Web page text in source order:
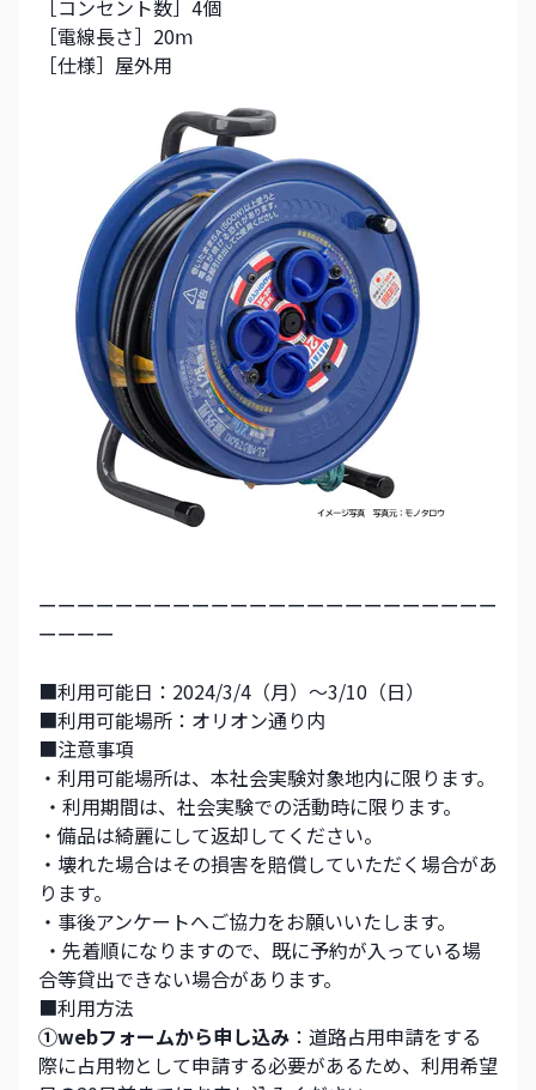
［コンセント数］4個
［電線長さ］20ⅿ
［仕様］屋外用
ーーーーーーーーーーーーーーーーーーーーーーーー
ーーーー
■利用可能日：2024/3/4（月）〜3/10（日）
■利用可能場所：オリオン通り内
■注意事項
・利用可能場所は、本社会実験対象地内に限ります。
・利用期間は、社会実験での活動時に限ります。
・備品は綺麗にして返却してください。
・壊れた場合はその損害を賠償していただく場合があ
ります。
・事後アンケートへご協力をお願いいたします。
・先着順になりますので、既に予約が入っている場
合等貸出できない場合があります。
■利用方法
①webフォームから申し込み ：道路占用申請をする
際に占用物として申請する必要があるため、利用希望